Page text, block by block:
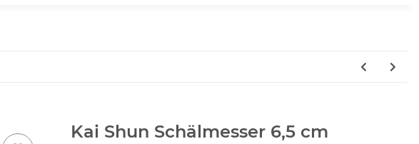
Kai Shun Schälmesser 6,5 cm